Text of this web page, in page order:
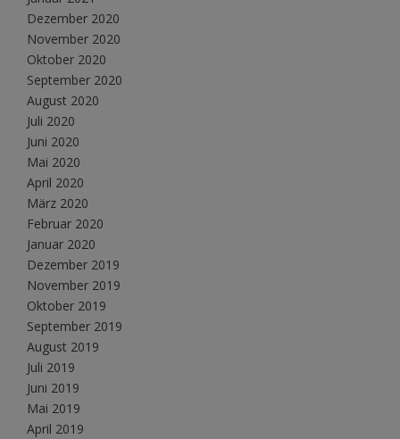
Dezember 2020
November 2020
Oktober 2020
September 2020
August 2020
Juli 2020
Juni 2020
Mai 2020
April 2020
März 2020
Februar 2020
Januar 2020
Dezember 2019
November 2019
Oktober 2019
September 2019
August 2019
Juli 2019
Juni 2019
Mai 2019
April 2019